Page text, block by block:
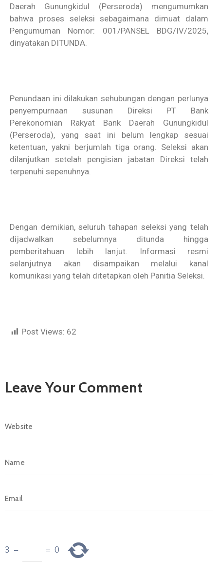
Daerah Gunungkidul (Perseroda) mengumumkan
bahwa proses seleksi sebagaimana dimuat dalam
Pengumuman Nomor: 001/PANSEL BDG/IV/2025,
dinyatakan DITUNDA.
Penundaan ini dilakukan sehubungan dengan perlunya
penyempurnaan susunan Direksi PT Bank
Perekonomian Rakyat Bank Daerah Gunungkidul
(Perseroda), yang saat ini belum lengkap sesuai
ketentuan, yakni berjumlah tiga orang. Seleksi akan
dilanjutkan setelah pengisian jabatan Direksi telah
terpenuhi sepenuhnya.
Dengan demikian, seluruh tahapan seleksi yang telah
dijadwalkan sebelumnya ditunda hingga
pemberitahuan lebih lanjut. Informasi resmi
selanjutnya akan disampaikan melalui kanal
komunikasi yang telah ditetapkan oleh Panitia Seleksi.
Post Views: 62
Leave Your Comment
3 − = 0